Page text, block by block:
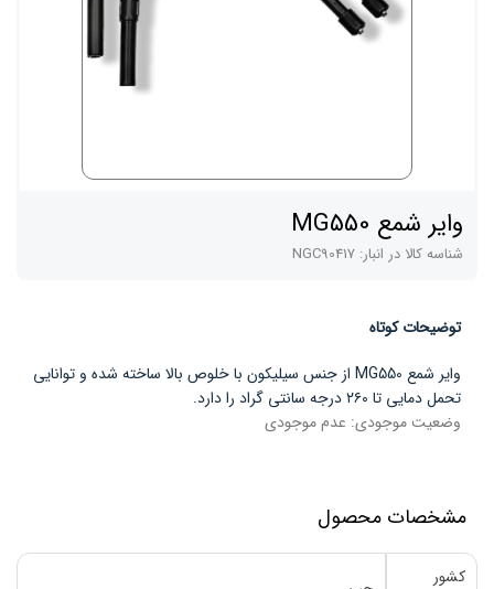
وایر شمع MG550
شناسه کالا در انبار: NGC90417
توضیحات کوتاه
وایر شمع MG550 از جنس سیلیکون با خلوص بالا ساخته شده و توانایی
تحمل دمایی تا ۲۶۰ درجه سانتی گراد را دارد.
وضعیت موجودی: عدم موجودی
مشخصات محصول
کشور